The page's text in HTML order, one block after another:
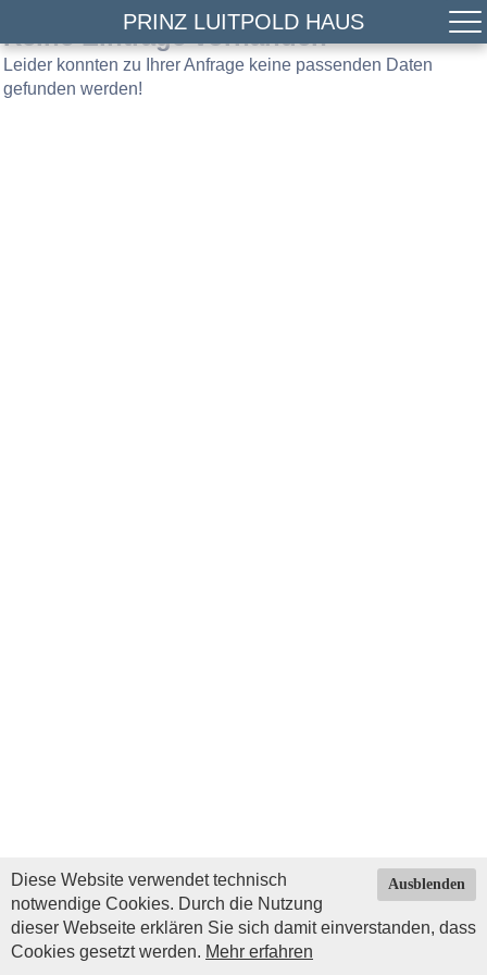
PRINZ LUITPOLD HAUS
Keine Einträge vorhanden
Leider konnten zu Ihrer Anfrage keine passenden Daten
gefunden werden!
Ausblenden
Diese Website verwendet technisch
notwendige Cookies. Durch die Nutzung
dieser Webseite erklären Sie sich damit einverstanden, dass
Cookies gesetzt werden. Mehr erfahren